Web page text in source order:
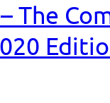
The